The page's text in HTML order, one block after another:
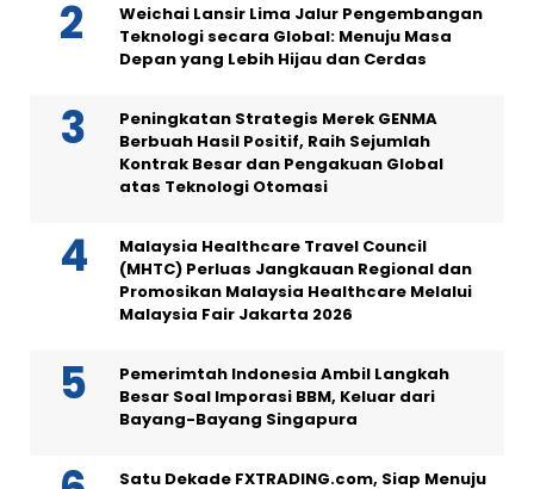
Weichai Lansir Lima Jalur Pengembangan
Teknologi secara Global: Menuju Masa
Depan yang Lebih Hijau dan Cerdas
Peningkatan Strategis Merek GENMA
Berbuah Hasil Positif, Raih Sejumlah
Kontrak Besar dan Pengakuan Global
atas Teknologi Otomasi
Malaysia Healthcare Travel Council
(MHTC) Perluas Jangkauan Regional dan
Promosikan Malaysia Healthcare Melalui
Malaysia Fair Jakarta 2026
Pemerimtah Indonesia Ambil Langkah
Besar Soal Imporasi BBM, Keluar dari
Bayang-Bayang Singapura
Satu Dekade FXTRADING.com, Siap Menuju